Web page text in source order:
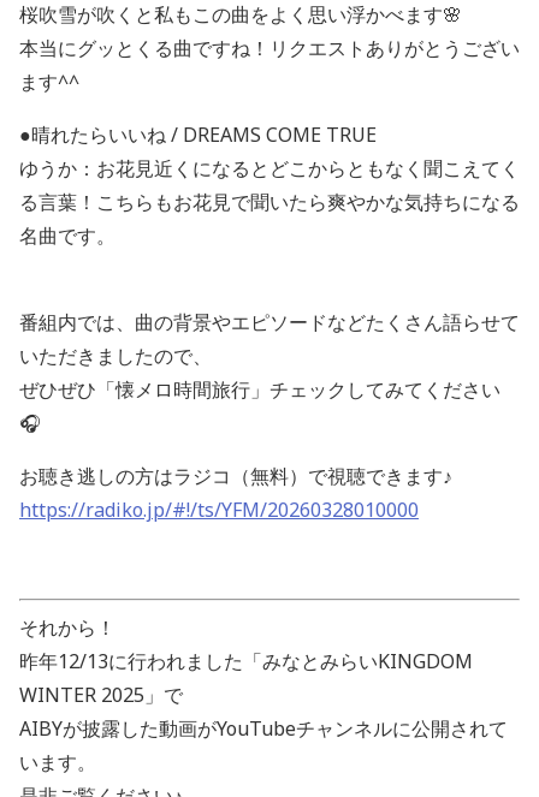
桜吹雪が吹くと私もこの曲をよく思い浮かべます🌸
本当にグッとくる曲ですね！リクエストありがとうござい
ます^^
●晴れたらいいね / DREAMS COME TRUE
ゆうか：お花見近くになるとどこからともなく聞こえてく
る言葉！こちらもお花見で聞いたら爽やかな気持ちになる
名曲です。
番組内では、曲の背景やエピソードなどたくさん語らせて
いただきましたので、
ぜひぜひ「懐メロ時間旅行」チェックしてみてください
🎧
お聴き逃しの方はラジコ（無料）で視聴できます♪
https://radiko.jp/#!/ts/YFM/20260328010000
それから！
昨年12/13に行われました「みなとみらいKINGDOM
WINTER 2025」で
AIBYが披露した動画がYouTubeチャンネルに公開されて
います。